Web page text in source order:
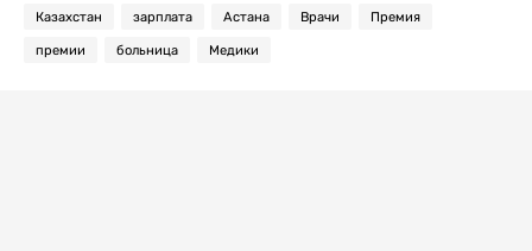
Казахстан зарплата Астана Врачи Премия
премии больница Медики